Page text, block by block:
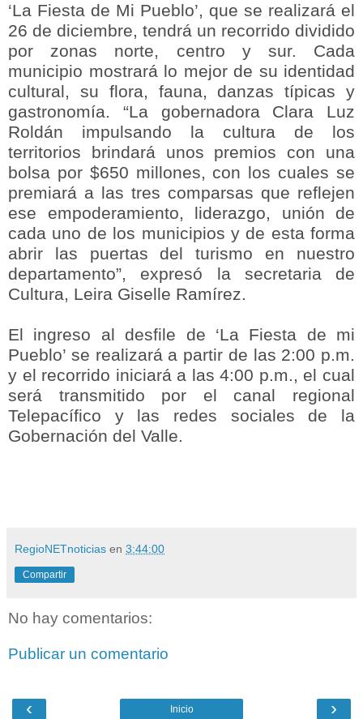
‘La Fiesta de Mi Pueblo’, que se realizará el
26 de diciembre, tendrá un recorrido dividido
por zonas norte, centro y sur. Cada
municipio mostrará lo mejor de su identidad
cultural, su flora, fauna, danzas típicas y
gastronomía. “La gobernadora Clara Luz
Roldán impulsando la cultura de los
territorios brindará unos premios con una
bolsa por $650 millones, con los cuales se
premiará a las tres comparsas que reflejen
ese empoderamiento, liderazgo, unión de
cada uno de los municipios y de esta forma
abrir las puertas del turismo en nuestro
departamento”, expresó la secretaria de
Cultura, Leira Giselle Ramírez.
El ingreso al desfile de ‘La Fiesta de mi
Pueblo’ se realizará a partir de las 2:00 p.m.
y el recorrido iniciará a las 4:00 p.m., el cual
será transmitido por el canal regional
Telepacífico y las redes sociales de la
Gobernación del Valle.
RegioNETnoticias en 3:44:00
Compartir
No hay comentarios:
Publicar un comentario
‹ ›
Inicio